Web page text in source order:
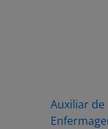
Auxiliar de